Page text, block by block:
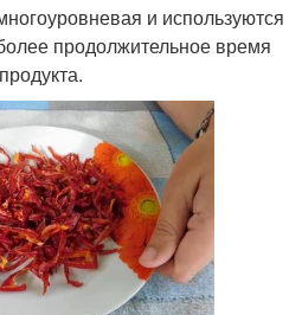
и используются
продолжительное время